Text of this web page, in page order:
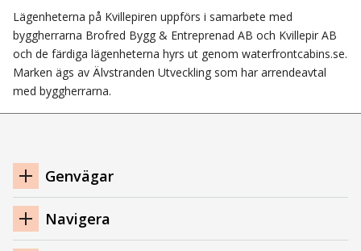
Lägenheterna på Kvillepiren uppförs i samarbete med
byggherrarna Brofred Bygg & Entreprenad AB och Kvillepir AB
och de färdiga lägenheterna hyrs ut genom waterfrontcabins.se.
Marken ägs av Älvstranden Utveckling som har arrendeavtal
med byggherrarna.
Navigation
sidfot
Genvägar
Navigera